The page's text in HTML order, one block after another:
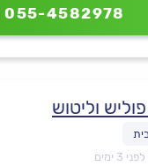
055-4582978
וליטוש
ימים